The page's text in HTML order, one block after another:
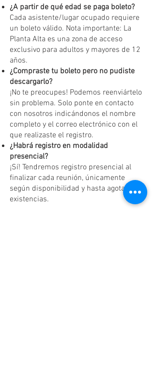
¿A partir de qué edad se paga boleto?
Cada asistente/lugar ocupado requiere
un boleto válido. Nota importante: La
Planta Alta es una zona de acceso
exclusivo para adultos y mayores de 12
años.
¿Compraste tu boleto pero no pudiste
descargarlo?
¡No te preocupes! Podemos reenviártelo
sin problema. Solo ponte en contacto
con nosotros indicándonos el nombre
completo y el correo electrónico con el
que realizaste el registro.
¿Habrá registro en modalidad
presencial?
¡Sí! Tendremos registro presencial al
finalizar cada reunión, únicamente
según disponibilidad y hasta agotar
existencias.